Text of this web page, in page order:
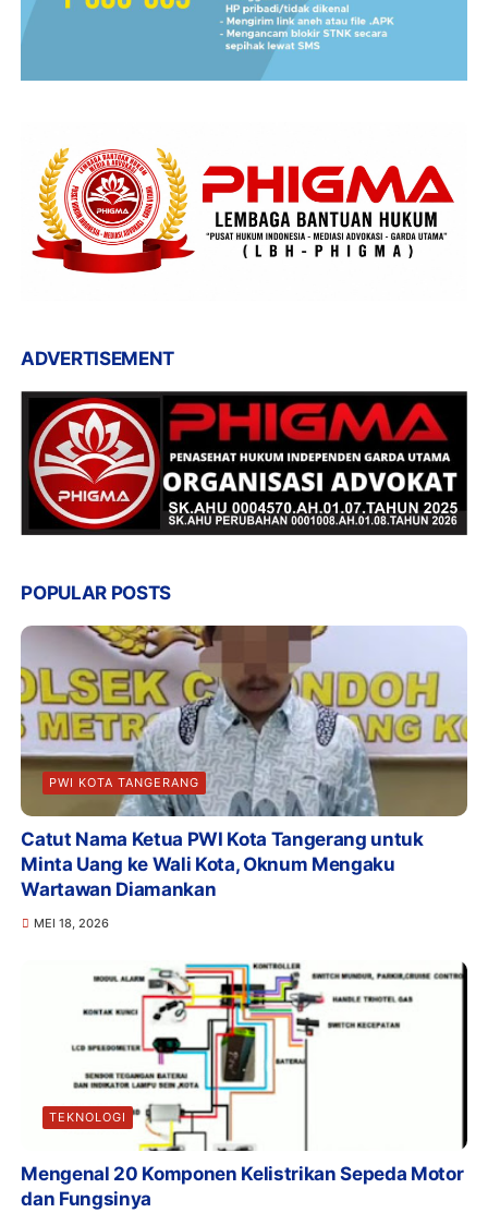
ADVERTISEMENT
POPULAR POSTS
PWI KOTA TANGERANG
Catut Nama Ketua PWI Kota Tangerang untuk
Minta Uang ke Wali Kota, Oknum Mengaku
Wartawan Diamankan
MEI 18, 2026
TEKNOLOGI
Mengenal 20 Komponen Kelistrikan Sepeda Motor
dan Fungsinya